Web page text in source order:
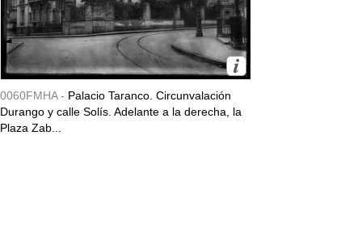
0060FMHA - Palacio Taranco. Circunvalación
Durango y calle Solís. Adelante a la derecha, la
Plaza Zab...